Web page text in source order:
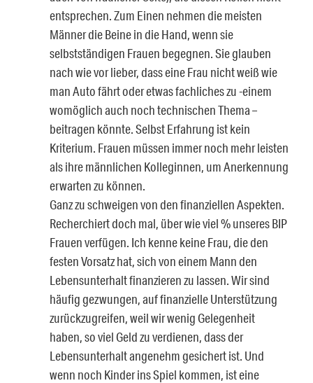
entsprechen. Zum Einen nehmen die meisten
Männer die Beine in die Hand, wenn sie
selbstständigen Frauen begegnen. Sie glauben
nach wie vor lieber, dass eine Frau nicht weiß wie
man Auto fährt oder etwas fachliches zu -einem
womöglich auch noch technischen Thema –
beitragen könnte. Selbst Erfahrung ist kein
Kriterium. Frauen müssen immer noch mehr leisten
als ihre männlichen Kolleginnen, um Anerkennung
erwarten zu können.
Ganz zu schweigen von den finanziellen Aspekten.
Recherchiert doch mal, über wie viel % unseres BIP
Frauen verfügen. Ich kenne keine Frau, die den
festen Vorsatz hat, sich von einem Mann den
Lebensunterhalt finanzieren zu lassen. Wir sind
häufig gezwungen, auf finanzielle Unterstützung
zurückzugreifen, weil wir wenig Gelegenheit
haben, so viel Geld zu verdienen, dass der
Lebensunterhalt angenehm gesichert ist. Und
wenn noch Kinder ins Spiel kommen, ist eine